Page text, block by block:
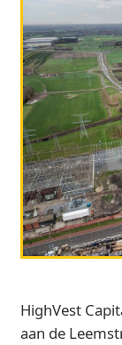
HighVest
aan de